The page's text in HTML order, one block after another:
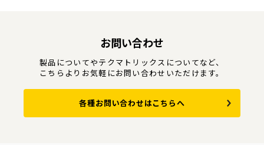
お問い合わせ
製品についてやテクマトリックスについてなど、
こちらよりお気軽にお問い合わせいただけます。
各種お問い合わせはこちらへ